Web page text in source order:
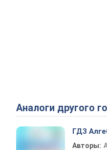
Аналоги другого
ГДЗ
Авторы: